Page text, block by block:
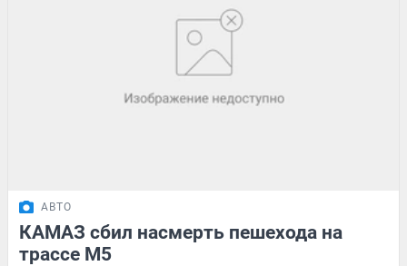
АВТО
КАМАЗ сбил насмерть пешехода на
трассе М5